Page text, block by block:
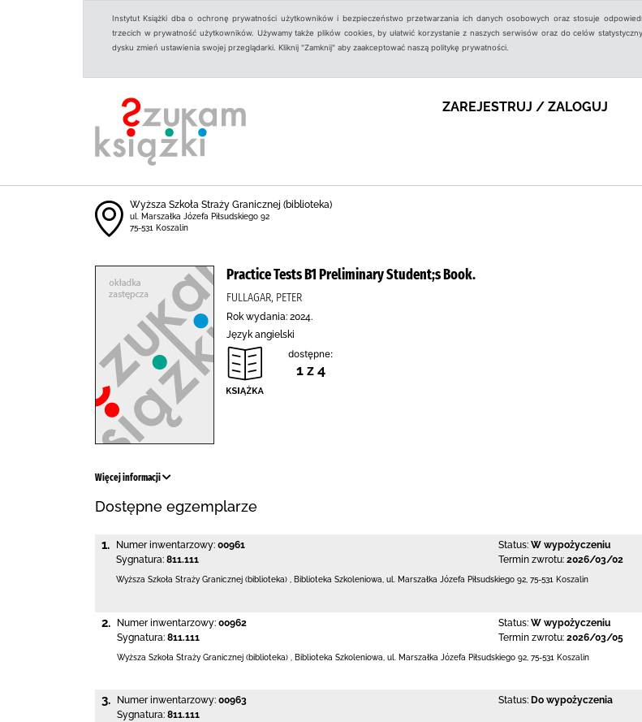
Instytut Książki dba o ochronę prywatności użytkowników i bezpieczeństwo przetwarzania ich danych osobowych oraz stosuje
trzecich w prywatność użytkowników. Używamy także plików cookies, by ułatwić korzystanie z naszych serwisów oraz do celów
dysku zmień ustawienia swojej przeglądarki. Kliknij "Zamknij" aby zaakceptować naszą politykę prywatności.
ZAREJESTRUJ / ZALOGUJ
Wyższa Szkoła Straży Granicznej (biblioteka)
ul. Marszałka Józefa Piłsudskiego 92
75-531 Koszalin
Practice Tests B1 Preliminary Student;s Book.
FULLAGAR, PETER
Rok wydania: 2024.
Język angielski
dostępne:
1 z 4
Więcej informacji
Dostępne egzemplarze
1. Numer inwentarzowy: 00961
Sygnatura: 811.111
Status: W wypożyczeniu
Termin zwrotu: 2026/03/02
Wyższa Szkoła Straży Granicznej (biblioteka) Biblioteka Szkoleniowa, ul. Marszałka Józefa Piłsudskiego 92 75-531 Koszalin
2. Numer inwentarzowy: 00962
Sygnatura: 811.111
Status: W wypożyczeniu
Termin zwrotu: 2026/03/05
Wyższa Szkoła Straży Granicznej (biblioteka) Biblioteka Szkoleniowa, ul. Marszałka Józefa Piłsudskiego 92 75-531 Koszalin
3. Numer inwentarzowy: 00963
Sygnatura: 811.111
Status: Do wypożyczenia